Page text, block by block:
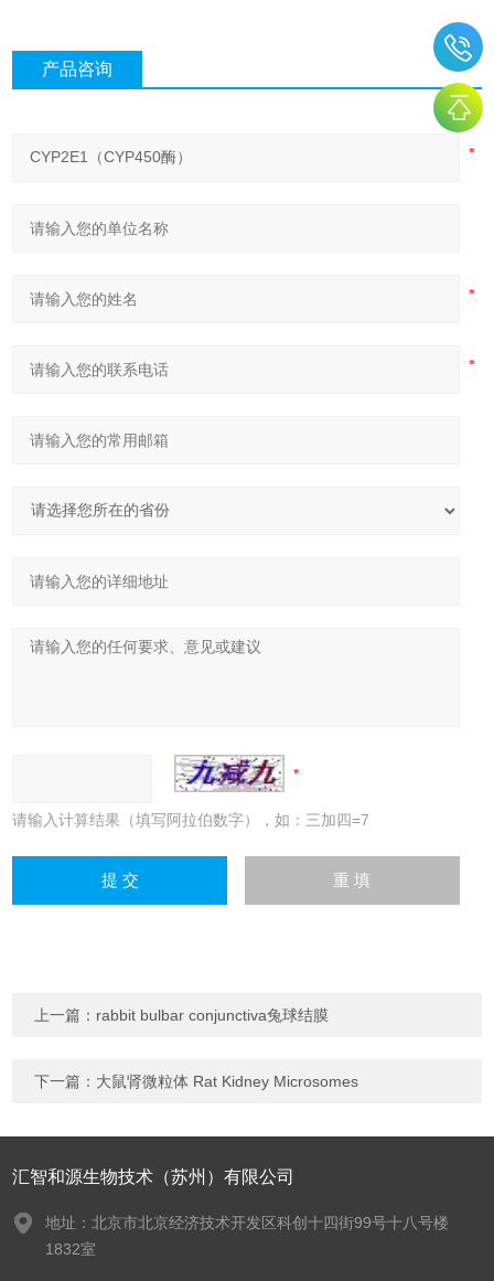
产品咨询
请输入计算结果（填写阿拉伯数字），如：三加四=7
上一篇： rabbit bulbar conjunctiva兔球结膜
下一篇： 大鼠肾微粒体 Rat Kidney Microsomes
汇智和源生物技术（苏州）有限公司
地址：北京市北京经济技术开发区科创十四街99号十八号楼
1832室